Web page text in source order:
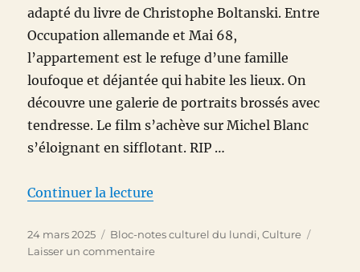
adapté du livre de Christophe Boltanski. Entre
Occupation allemande et Mai 68,
l’appartement est le refuge d’une famille
loufoque et déjantée qui habite les lieux. On
découvre une galerie de portraits brossés avec
tendresse. Le film s’achève sur Michel Blanc
s’éloignant en sifflotant. RIP …
Continuer la lecture
Publié
le
24 mars 2025 Catégories
Bloc-notes culturel du lundi,Culture
Laisser un commentairesur